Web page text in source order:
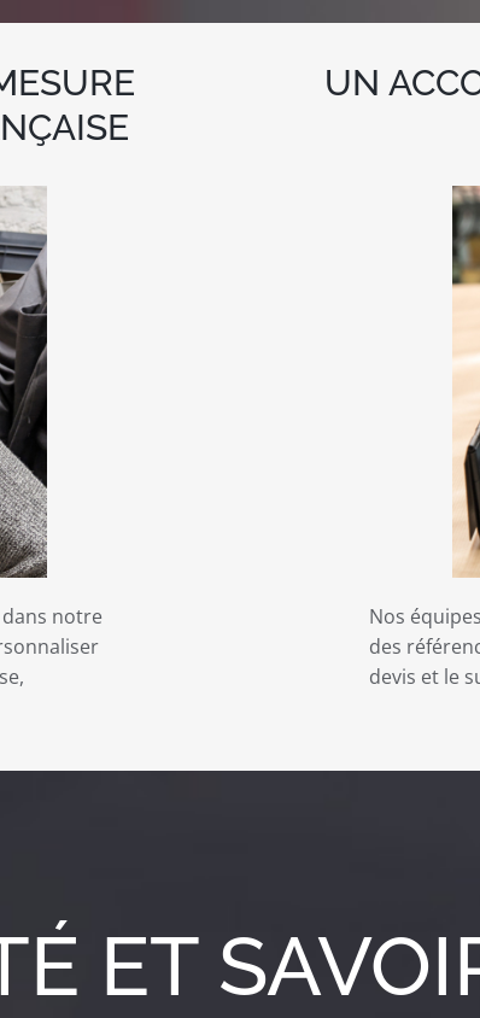
notre
UN
Nos
des
devis et le
ET